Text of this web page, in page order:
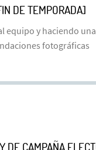
DE TEMPORADA]
equipo y haciendo
fotográficas
DE CAMPAÑA